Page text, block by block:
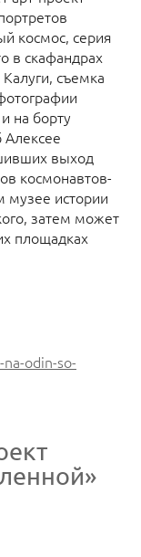
космос, серия
в скафандрах
съемка
на борту
Алексее
выход
космонавтов-
музее истории
затем может
площадках
odin-so-